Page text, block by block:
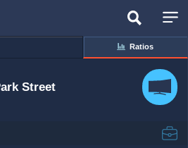
Ratios
Street